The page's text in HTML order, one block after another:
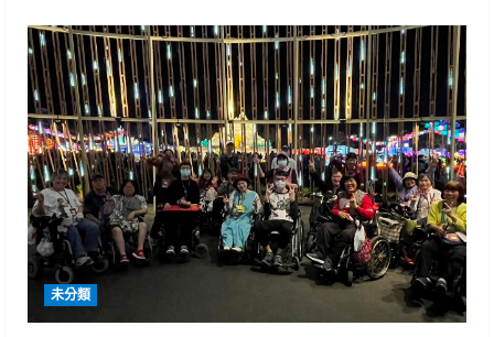
動
部
職
訓
助
海
歸
青
年
圓
夢
開
咖
啡
廳
未分類